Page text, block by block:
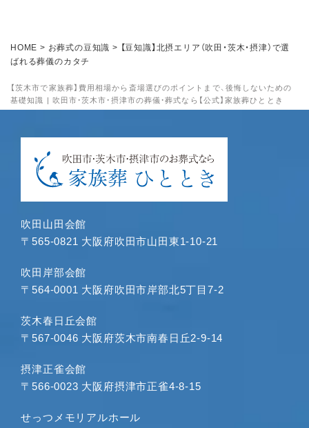
【茨木市で家族葬】費用相場から斎場選びのポイントまで、後悔しないための
基礎知識 | 吹田市・茨木市・摂津市の葬儀・葬式なら【公式】家族葬ひととき
2024年9月
2024年7月
2024年5月
2024年4月
2024年3月
2023年9月
2023年8月
2023年4月
2023年3月
HOME > お葬式の豆知識 > 【豆知識】北摂エリア（吹田・茨木・摂津）で選
ばれる葬儀のカタチ
吹田山田会館
〒565-0821 大阪府吹田市山田東1-10-21
吹田岸部会館
〒564-0001 大阪府吹田市岸部北5丁目7-2
茨木春日丘会館
〒567-0046 大阪府茨木市南春日丘2-9-14
摂津正雀会館
〒566-0023 大阪府摂津市正雀4-8-15
せっつメモリアルホール